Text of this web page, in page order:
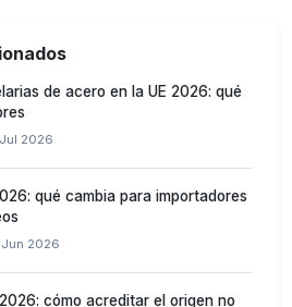
de acero en la UE 2026: qué
2026
qué cambia para importadores
2026
cómo acreditar el origen no